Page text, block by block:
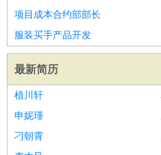
项目成本合约部部长
服装买手产品开发
最新简历
植川轩
申妮瑾
刁朝霄